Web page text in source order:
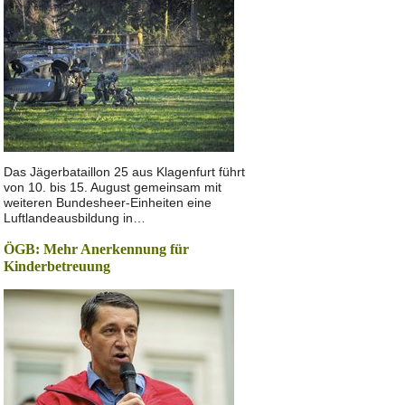
Das Jägerbataillon 25 aus Klagenfurt führt
von 10. bis 15. August gemeinsam mit
weiteren Bundesheer-Einheiten eine
Luftlandeausbildung in…
ÖGB: Mehr Anerkennung für
Kinderbetreuung